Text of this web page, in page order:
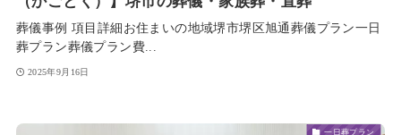
葬儀事例 項目詳細お住まいの地域堺市堺区旭通葬儀プラン一日
葬プラン葬儀プラン費...
2025年9月16日
一日葬プラン